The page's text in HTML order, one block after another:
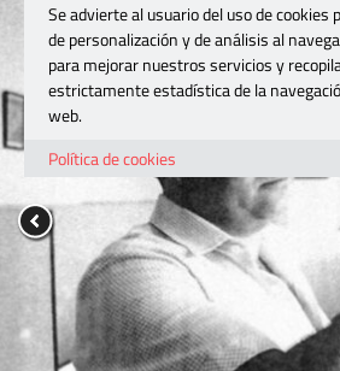
Se advierte al usuario del uso de cookies
de personalización y de análisis al
para mejorar nuestros servicios y
estrictamente estadística de la
web.
Política de cookies